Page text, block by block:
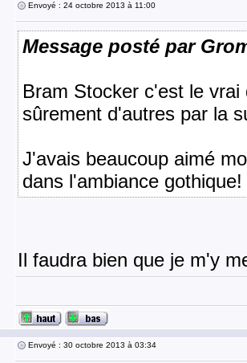
Envoyé : 24 octobre 2013 à 11:00
Message posté par
Bram Stocker c'est le
sûrement d'autres par la
J'avais beaucoup aimé
dans l'ambiance gothique!
Il faudra bien que je m'y
Envoyé : 30 octobre 2013 à 03:34